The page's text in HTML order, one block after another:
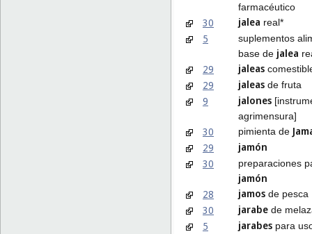
farmacéutico
30 jalea real*
5
suplementos
base de jalea
29 jaleas
29 jaleas de fruta
9 jalones
agrimensura]
30 pimienta de
29
jamón
30
preparaciones
jamón
28
jamos de pesca
30 jarabe de
5 jarabes para